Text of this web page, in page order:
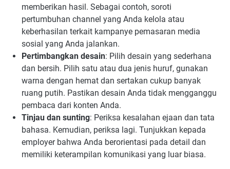
memberikan hasil. Sebagai contoh, soroti
pertumbuhan channel yang Anda kelola atau
keberhasilan terkait kampanye pemasaran media
sosial yang Anda jalankan.
Pertimbangkan desain: Pilih desain yang sederhana
dan bersih. Pilih satu atau dua jenis huruf, gunakan
warna dengan hemat dan sertakan cukup banyak
ruang putih. Pastikan desain Anda tidak mengganggu
pembaca dari konten Anda.
Tinjau dan sunting: Periksa kesalahan ejaan dan tata
bahasa. Kemudian, periksa lagi. Tunjukkan kepada
employer bahwa Anda berorientasi pada detail dan
memiliki keterampilan komunikasi yang luar biasa.